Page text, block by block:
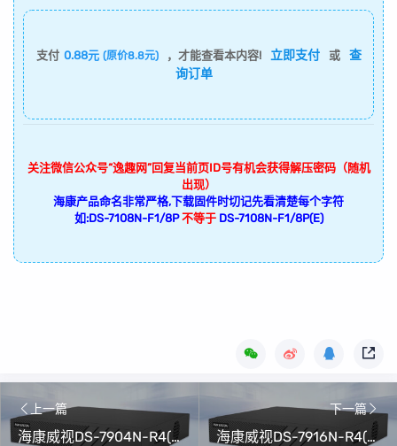
支付 0.88元 (原价8.8元) ，才能查看本内容! 立即支付 或
查
询订单
关注微信公众号“逸趣网”回复当前页ID号有机会获得解压密码（随机
出现）
海康产品命名非常严格,下载固件时切记先看清楚每个字符
如:DS-7108N-F1/8P 不等于 DS-7108N-F1/8P(E)
上一篇
海康威视DS-7904N-R4(C)升级包V4.82.006 Build 240315(可解绑萤石云)
下一篇
海康威视DS-7916N-R4(C)升级包V4.82.006 Build 240315(可解绑萤石云)